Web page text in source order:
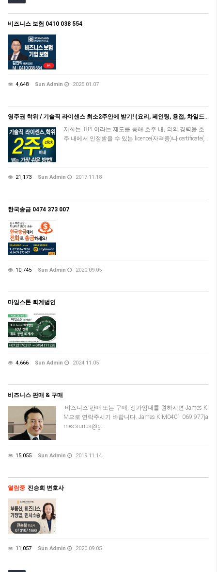
비즈니스 보험 0410 038 554
4,648 Sun Admin 2025.01.07
영주권 학위 / 기술직 라이센스 최소2주안에 받기! (요리, 페인팅, 용접, 차일드케어 등등)
저희는 RPL이라는 제도를 통해 호주 내, 외의 경력을 호
주 내에서 인정받을 수 있는 licence(자격증)나 certificate(…
21,173 Sun Admin 2017.11.18
한국송금 0474 373 007
10,745 Sun Admin 2020.09.05
마일스톤 회계법인
4,666 Sun Admin 2024.11.05
비즈니스 판매 & 구매
비즈니스 판매 또는 구매, 상가임대를 원하시면 James KI
M으로 연락주시기 바랍니다. James KIM0401 069 977ja
mes.sunus@g…
15,055 Sun Admin 2019.11.14
열람중 진승희 변호사
11,057 Sun Admin 2020.09.05